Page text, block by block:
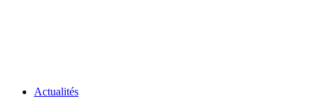
Actualités